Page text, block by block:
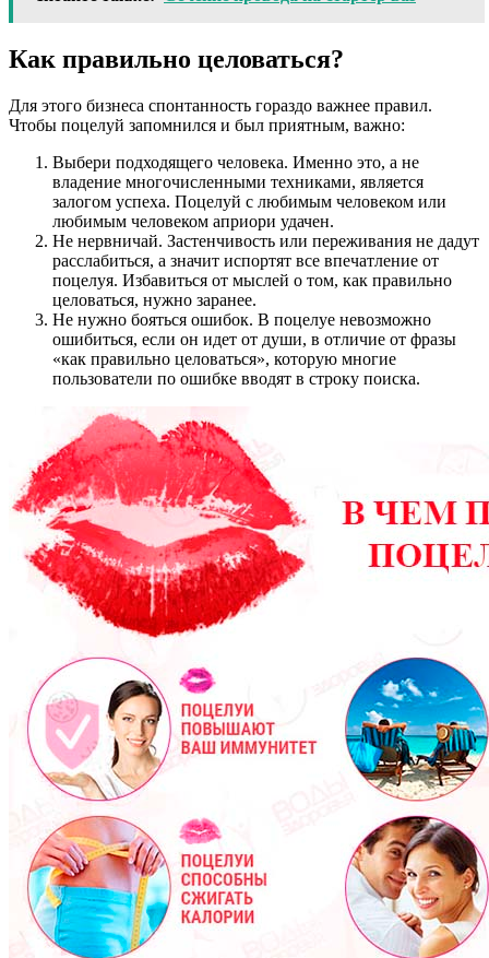
Как правильно целоваться?
Для этого бизнеса спонтанность гораздо важнее правил.
Чтобы поцелуй запомнился и был приятным, важно:
Выбери подходящего человека. Именно это, а не
владение многочисленными техниками, является
залогом успеха. Поцелуй с любимым человеком или
любимым человеком априори удачен.
Не нервничай. Застенчивость или переживания не дадут
расслабиться, а значит испортят все впечатление от
поцелуя. Избавиться от мыслей о том, как правильно
целоваться, нужно заранее.
Не нужно бояться ошибок. В поцелуе невозможно
ошибиться, если он идет от души, в отличие от фразы
«как правильно целоваться», которую многие
пользователи по ошибке вводят в строку поиска.